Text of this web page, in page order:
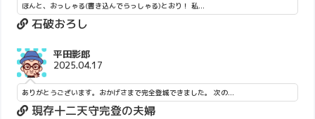
ほんと、おっしゃる(書き込んでらっしゃる)とおり！ 私...
石破おろし
平田影郎
2025.04.17
ありがとうございます。おかげさまで完全登城できました。 次の...
現存十二天守完登の夫婦